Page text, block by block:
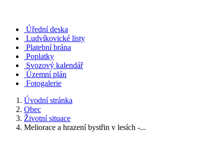
Úřední deska
Ludvíkovické listy
Platební brána
Poplatky
Svozový kalendář
Územní plán
Fotogalerie
Úvodní stránka
Obec
Životní situace
Meliorace a hrazení bystřin v lesích -...